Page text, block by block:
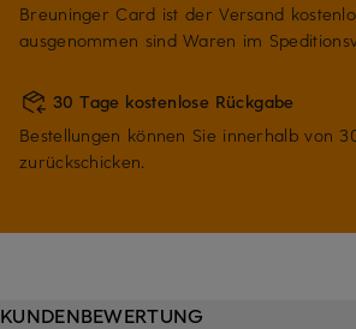
Breuninger Card ist der Versand
ausgenommen sind Waren im
30 Tage kostenlose Rückgabe
Bestellungen können Sie innerhalb von
zurückschicken.
KUNDENBEWERTUNG